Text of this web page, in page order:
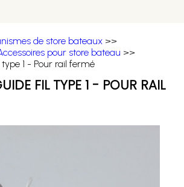
de store bateaux >>
pour store bateau >>
1 - Pour rail fermé
FIL TYPE 1 - POUR RAIL